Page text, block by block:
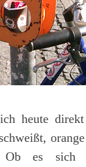
heute
Ob es